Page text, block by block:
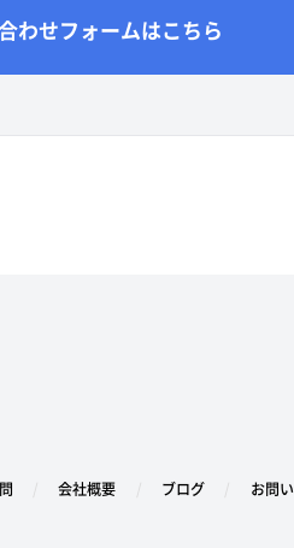
わせフォームはこちら
会社概要 ブログ お問